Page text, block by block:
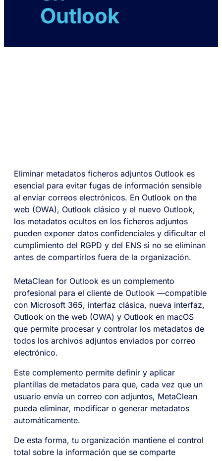
Outlook
Eliminar metadatos ficheros adjuntos Outlook es
esencial para evitar fugas de información sensible
al enviar correos electrónicos. En Outlook on the
web (OWA), Outlook clásico y el nuevo Outlook,
los metadatos ocultos en los ficheros adjuntos
pueden exponer datos confidenciales y dificultar el
cumplimiento del RGPD y del ENS si no se eliminan
antes de compartirlos fuera de la organización.
MetaClean for Outlook es un complemento
profesional para el cliente de Outlook —compatible
con Microsoft 365, interfaz clásica, nueva interfaz,
Outlook on the web (OWA) y Outlook en macOS
que permite procesar y controlar los metadatos de
todos los archivos adjuntos enviados por correo
electrónico.
Este complemento permite definir y aplicar
plantillas de metadatos para que, cada vez que un
usuario envía un correo con adjuntos, MetaClean
pueda eliminar, modificar o generar metadatos
automáticamente.
De esta forma, tu organización mantiene el control
total sobre la información que se comparte